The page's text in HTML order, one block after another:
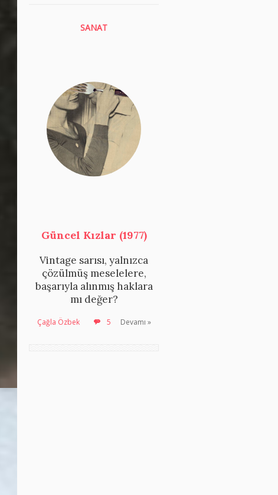
SANAT
Güncel Kızlar (1977)
Vintage sarısı, yalnızca
çözülmüş meselelere,
başarıyla alınmış haklara
mı değer?
Çağla Özbek 5 Devamı »